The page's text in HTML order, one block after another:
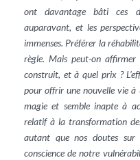
ont davantage bâti ces
auparavant, et les
immenses. Préférer la
règle. Mais peut-on
construit, et à quel prix ?
pour offrir une nouvelle vie à
magie et semble inapte à
relatif à la transformation
autant que nos doutes sur
conscience de notre